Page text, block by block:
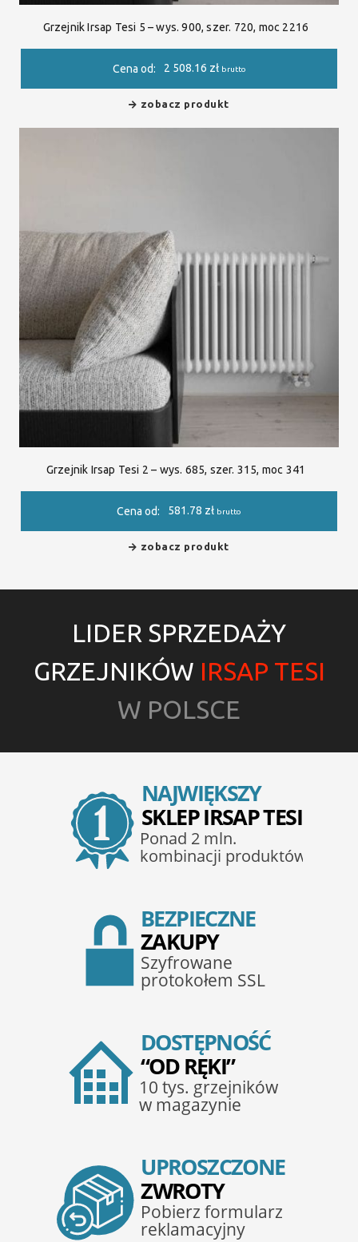
Grzejnik Irsap Tesi 5 – wys. 900, szer. 720, moc 2216
Cena od: 2 508.16 zł brutto
zobacz produkt
Grzejnik Irsap Tesi 2 – wys. 685, szer. 315, moc 341
Cena od: 581.78 zł brutto
zobacz produkt
LIDER SPRZEDAŻY
GRZEJNIKÓW IRSAP TESI
W POLSCE